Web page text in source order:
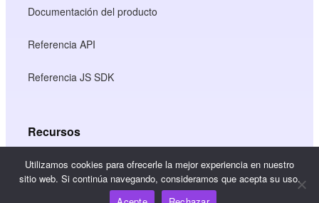
Documentación del producto
Referencia API
Referencia JS SDK
Recursos
Centro de conocimiento
Utilizamos cookies para ofrecerle la mejor experiencia en nuestro
sitio web. Si continúa navegando, consideramos que acepta su uso.